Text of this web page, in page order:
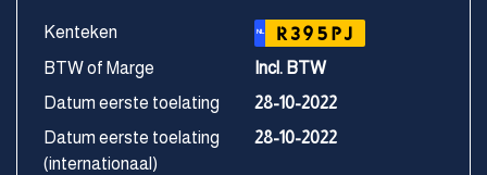
Kenteken NL R395PJ
BTW of Marge
Incl. BTW
Datum eerste toelating
28-10-2022
Datum eerste toelating
(internationaal)
28-10-2022